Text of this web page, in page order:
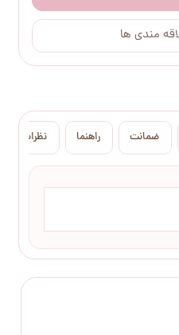
مندی ها
ضمانت راهنما نظرات